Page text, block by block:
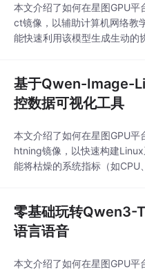
本文介绍了如何在星图GPU
ct镜像，以辅助计算机网络教
能快速利用该模型生成生动的
基于Qwen-Image-
控数据可视化工具
本文介绍了如何在星图GPU
htning镜像，以快速构建
能将枯燥的系统指标（如CPU
零基础玩转Qwen3-
语言语音
本文介绍了如何在星图GPU